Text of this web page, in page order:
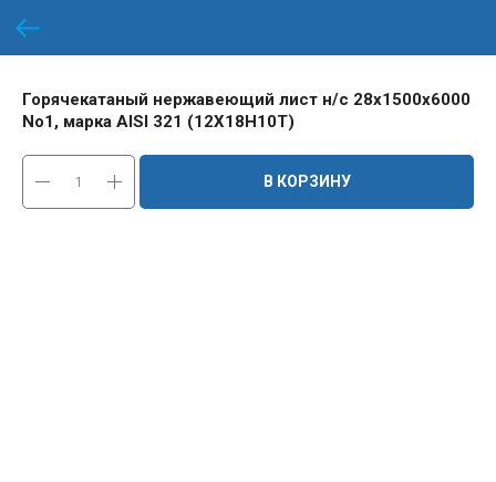
Горячекатаный нержавеющий лист н/с 28х1500х6000
No1, марка AISI 321 (12Х18Н10Т)
В КОРЗИНУ